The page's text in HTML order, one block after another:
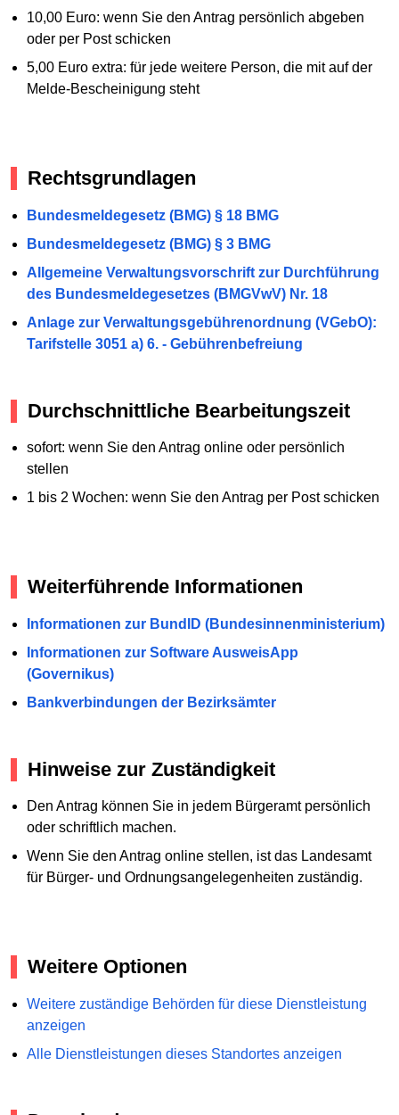
10,00 Euro: wenn Sie den Antrag persönlich abgeben
oder per Post schicken
5,00 Euro extra: für jede weitere Person, die mit auf der
Melde-Bescheinigung steht
Rechtsgrundlagen
Bundesmeldegesetz (BMG) § 18 BMG
Bundesmeldegesetz (BMG) § 3 BMG
Allgemeine Verwaltungsvorschrift zur Durchführung
des Bundesmeldegesetzes (BMGVwV) Nr. 18
Anlage zur Verwaltungsgebührenordnung (VGebO):
Tarifstelle 3051 a) 6. - Gebührenbefreiung
Durchschnittliche Bearbeitungszeit
sofort: wenn Sie den Antrag online oder persönlich
stellen
1 bis 2 Wochen: wenn Sie den Antrag per Post schicken
Weiterführende Informationen
Informationen zur BundID (Bundesinnenministerium)
Informationen zur Software AusweisApp
(Governikus)
Bankverbindungen der Bezirksämter
Hinweise zur Zuständigkeit
Den Antrag können Sie in jedem Bürgeramt persönlich
oder schriftlich machen.
Wenn Sie den Antrag online stellen, ist das Landesamt
für Bürger- und Ordnungsangelegenheiten zuständig.
Weitere Optionen
Weitere zuständige Behörden für diese Dienstleistung
anzeigen
Alle Dienstleistungen dieses Standortes anzeigen